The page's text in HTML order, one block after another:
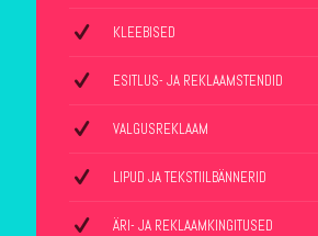
KLEEBISED
ESITLUS- JA REKLAAMSTENDID
VALGUSREKLAAM
LIPUD JA TEKSTIILBÄNNERID
ÄRI- JA REKLAAMKINGITUSED